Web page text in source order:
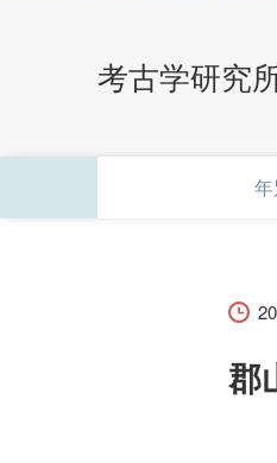
考古学研究
研究・社会貢献
科目等履修生・
子育て支援セン
郡